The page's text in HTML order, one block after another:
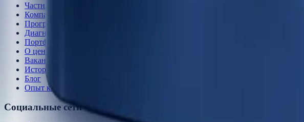
Частным лицам
Компаниям
Программы осени 2026
Диагностика
Портфолио
О центре
Вакансии
История
Блог
Опыт клиентов
Социальные сети